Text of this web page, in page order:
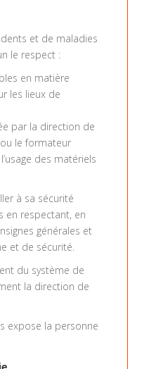
et de maladies
le respect :
en matière
les lieux de
par la direction de
le formateur
des matériels
à sa sécurité
en respectant, en
générales et
et de sécurité.
du système de
la direction de
expose la personne